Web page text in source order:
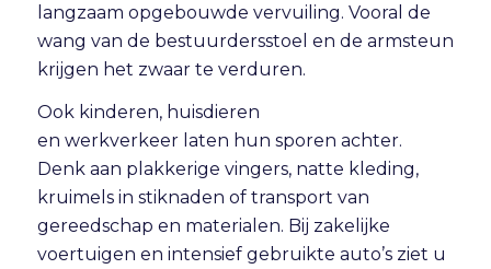
langzaam opgebouwde vervuiling. Vooral de
wang van de bestuurdersstoel en de armsteun
krijgen het zwaar te verduren.
Ook kinderen, huisdieren
en werkverkeerlaten hun sporen achter.
Denk aan plakkerige vingers, natte kleding,
kruimels in stiknaden of transport van
gereedschap en materialen. Bij zakelijke
voertuigen en intensief gebruikte auto’s ziet u